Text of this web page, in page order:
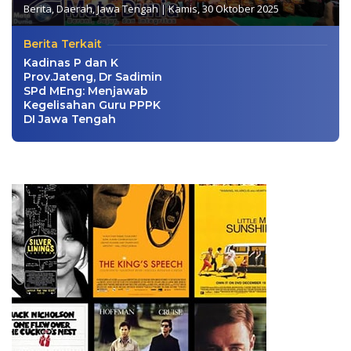
Berita,Daerah,Jawa Tengah|Kamis, 30 Oktober 2025
Berita Terkait
Kadinas P dan K
Prov.Jateng, Dr Sadimin
SPd MEng: Menjawab
Kegelisahan Guru PPPK
DI Jawa Tengah